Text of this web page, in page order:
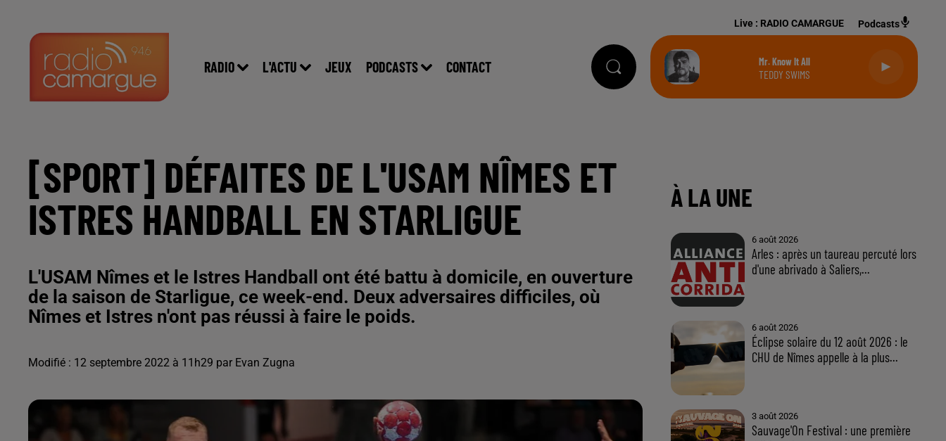
RADIO L'ACTU JEUX PODCASTS CONTACT
Live : RADIO CAMARGUE Podcasts
Mr. Know It All
TEDDY SWIMS
[SPORT] DÉFAITES DE L'USAM NÎMES ET
ISTRES HANDBALL EN STARLIGUE
L'USAM Nîmes et le Istres Handball ont été battu à domicile, en ouverture
de la saison de Starligue, ce week-end. Deux adversaires difficiles, où
Nîmes et Istres n'ont pas réussi à faire le poids.
Modifié : 12 septembre 2022 à 11h29 par Evan Zugna